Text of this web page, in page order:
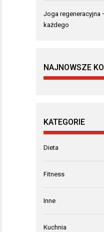
Joga regeneracyjna
każdego
NAJNOWSZE
KATEGORIE
Dieta
Fitness
Inne
Kuchnia